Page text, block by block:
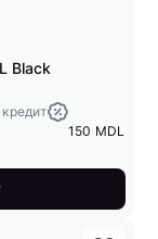
Black
150 MDL